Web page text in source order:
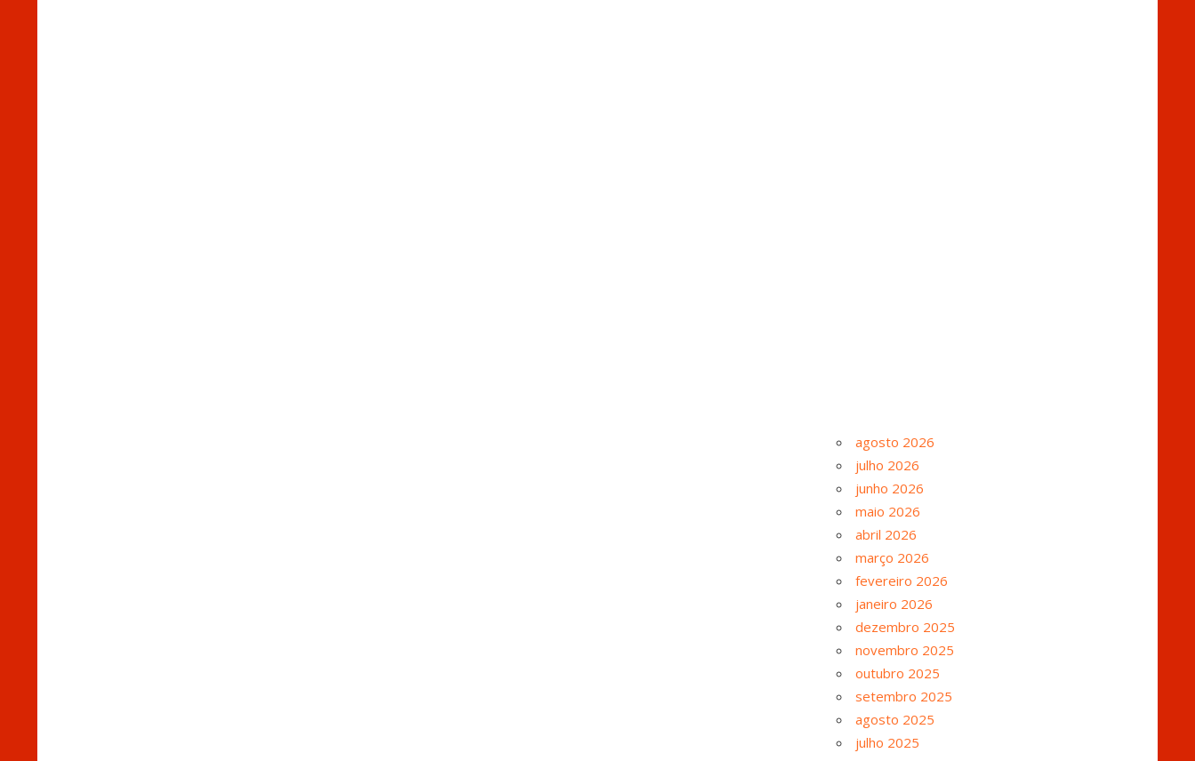
agosto 2026
julho 2026
junho 2026
maio 2026
abril 2026
março 2026
fevereiro 2026
janeiro 2026
dezembro 2025
novembro 2025
outubro 2025
setembro 2025
agosto 2025
julho 2025